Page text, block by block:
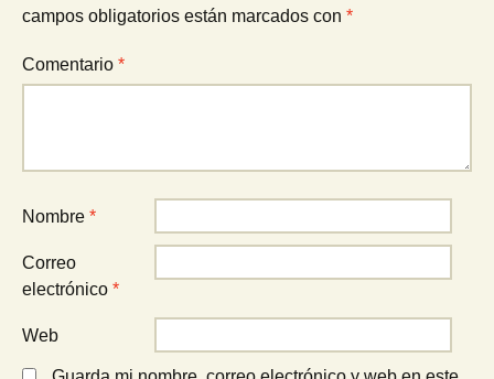
campos obligatorios están marcados con *
Comentario *
Nombre *
Correo
electrónico *
Web